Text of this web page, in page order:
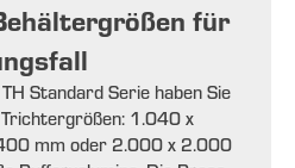
für
Standard Serie haben Sie
1.040 x
mm oder 2.000 x 2.000